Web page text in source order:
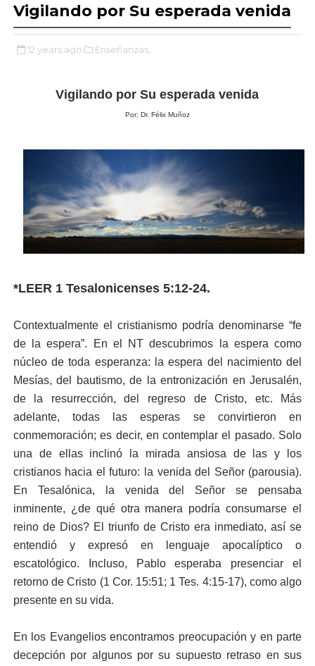
Vigilando por Su esperada venida
12 years ago Enseñanzas,
Vigilando por Su esperada venida
Por: Dr. Félix Muñoz
*LEER 1 Tesalonicenses 5:12-24.
Contextualmente el cristianismo podría denominarse “fe
de la espera”. En el NT descubrimos la espera como
núcleo de toda esperanza: la espera del nacimiento del
Mesías, del bautismo, de la entronización en Jerusalén,
de la resurrección, del regreso de Cristo, etc. Más
adelante, todas las esperas se convirtieron en
conmemoración; es decir, en contemplar el pasado. Solo
una de ellas inclinó la mirada ansiosa de las y los
cristianos hacia el futuro: la venida del Señor (parousia).
En Tesalónica, la venida del Señor se pensaba
inminente, ¿de qué otra manera podría consumarse el
reino de Dios? El triunfo de Cristo era inmediato, así se
entendió y expresó en lenguaje apocalíptico o
escatológico. Incluso, Pablo esperaba presenciar el
retorno de Cristo (1 Cor. 15:51; 1 Tes. 4:15-17), como algo
presente en su vida.
En los Evangelios encontramos preocupación y en parte
decepción por algunos por su supuesto retraso en sus